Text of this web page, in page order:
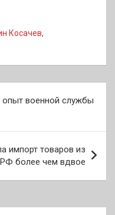
Косачев,
военной службы
импорт товаров из
РФ более чем вдвое